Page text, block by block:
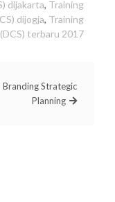
dijakarta, Training
dijogja, Training
terbaru 2017
Branding Strategic
Planning